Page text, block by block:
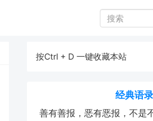
按Ctrl + D 一键收藏本站
经典语录
善有善报，恶有恶报，不是